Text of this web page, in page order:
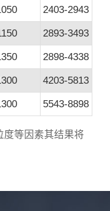
2403-2943
2893-3493
2898-4338
4203-5813
5543-8898
度等因素其结果将